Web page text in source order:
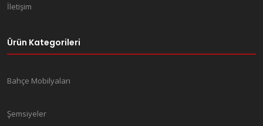
İletişim
Ürün Kategorileri
Bahçe Mobilyaları
Şemsiyeler